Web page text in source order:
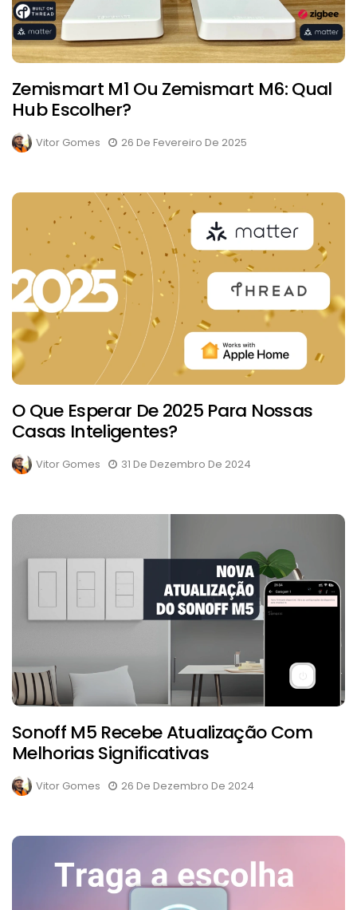
Zemismart M1 Ou Zemismart M6: Qual
Hub Escolher?
Vitor Gomes 26 De Fevereiro De 2025
O Que Esperar De 2025 Para Nossas
Casas Inteligentes?
Vitor Gomes 31 De Dezembro De 2024
Sonoff M5 Recebe Atualização Com
Melhorias Significativas
Vitor Gomes 26 De Dezembro De 2024